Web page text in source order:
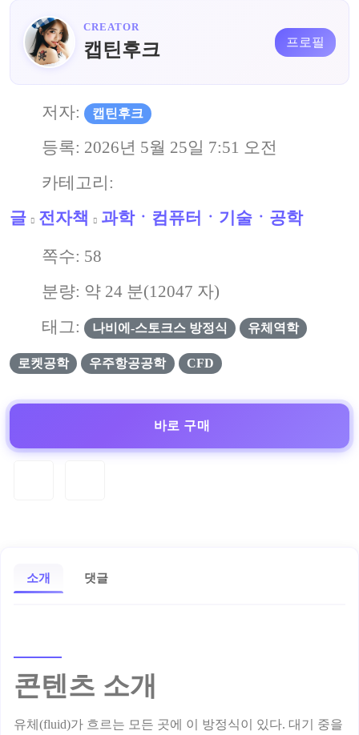
CREATOR
캡틴후크 프로필
저자: 캡틴후크
등록: 2026년 5월 25일 7:51 오전
카테고리:
글
전자책 과학ㆍ컴퓨터ㆍ기술ㆍ공학
쪽수: 58
분량: 약 24 분(12047 자)
태그:
나비에-스토크스 방정식 유체역학
로켓공학 우주항공공학 CFD
바로 구매
소개 댓글
콘텐츠 소개
유체(fluid)가 흐르는 모든 곳에 이 방정식이 있다. 대기 중을